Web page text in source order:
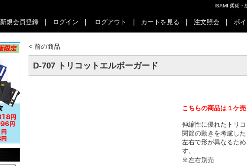
ISAMI 柔術・
新規会員登録 ログイン ログアウト カートを見る 注文照会 ポ
< 前の商品
D-707 トリコットエルボーガード
こちらの商品は１ケ売
伸縮性に優れたトリ
関節の動きを考慮し
左右で形が異なるた
す。
※左右別売